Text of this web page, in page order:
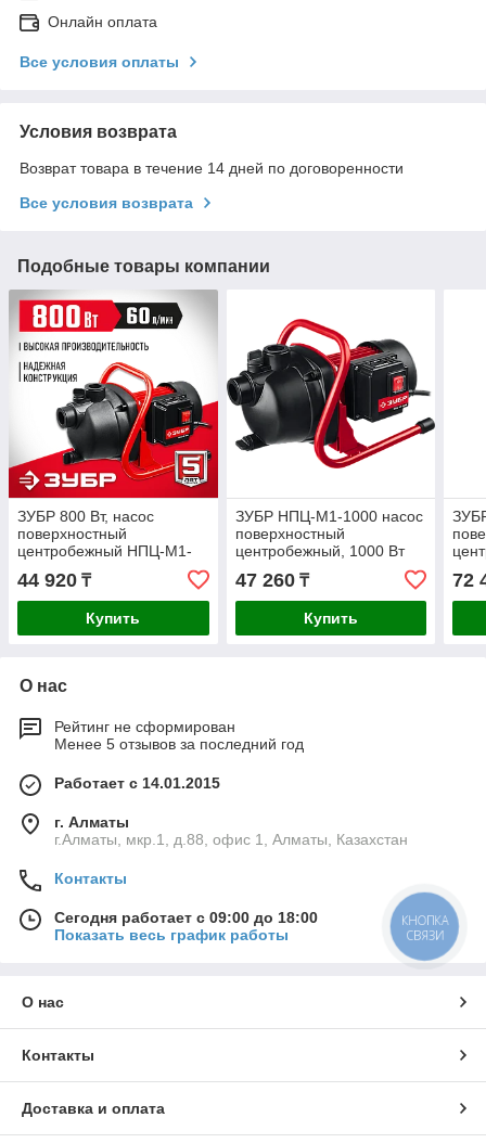
Онлайн оплата
Все условия оплаты
Условия возврата
Возврат товара в течение 14 дней по договоренности
Все условия возврата
Подобные товары компании
ЗУБР 800 Вт, насос
поверхностный
центробежный НПЦ-М1-
800 Мастер
44 920 ₸
Купить
ЗУБР НПЦ-М1-1000 насос
поверхностный
центробежный, 1000 Вт
47 260₸
Купить
72
О нас
Рейтинг не сформирован
Менее 5 отзывов за последний год
Работает с 14.01.2015
г. Алматы
г.Алматы, мкр.1, д.88, офис 1, Алматы, Казахстан
Контакты
Сегодня работает с 09:00 до 18:00
Показать весь график работы
О нас
Контакты
Доставка и оплата
КНОПКА
СВЯЗИ